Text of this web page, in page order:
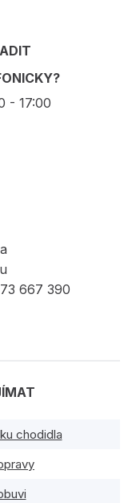
- 17:00
667 390
chodidla